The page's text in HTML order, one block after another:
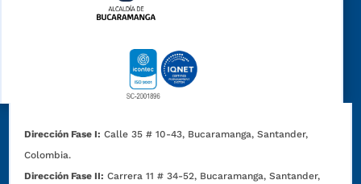
Dirección Fase I: Calle 35 # 10-43, Bucaramanga, Santander,
Colombia.
Dirección Fase II: Carrera 11 # 34-52, Bucaramanga, Santander,